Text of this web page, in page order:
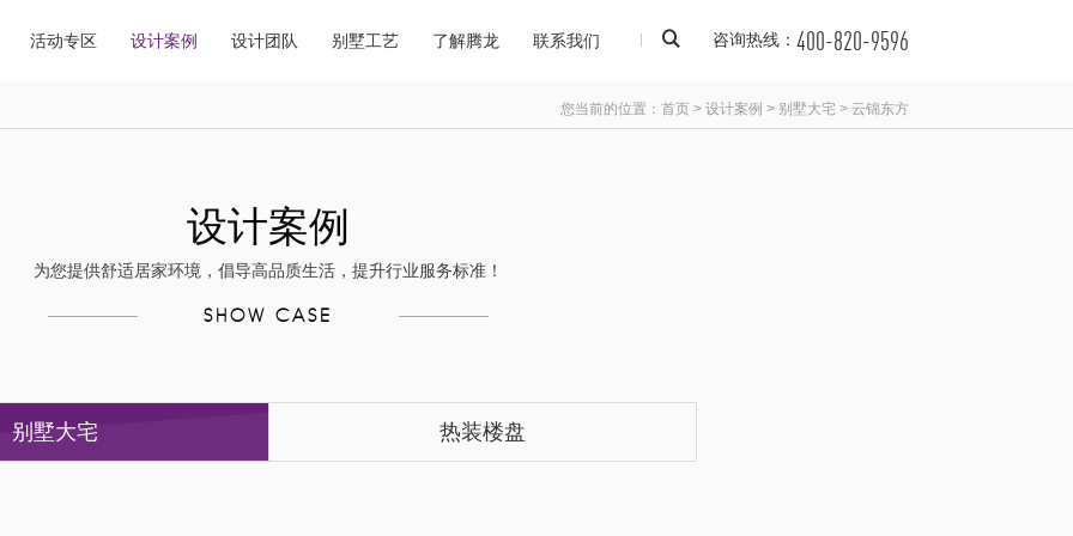
活动专区 设计案例 设计团队 别墅工艺 了解腾龙 联系我们 咨询热线： 400-820-9596
您当前的位置： 首页 > 设计案例 > 别墅大宅 > 云锦东方
设计案例
为您提供舒适居家环境，倡导高品质生活，提升行业服务标准！
SHOW CASE
别墅大宅 热装楼盘